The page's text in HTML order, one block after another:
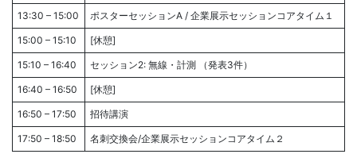
13:30 – 15:00 ポスターセッションA / 企業展示セッションコアタイム１
15:00 – 15:10 [休憩]
15:10 – 16:40 セッション2: 無線・計測 （発表3件）
16:40 – 16:50 [休憩]
16:50 – 17:50 招待講演
17:50 – 18:50 名刺交換会/企業展示セッションコアタイム２